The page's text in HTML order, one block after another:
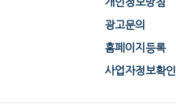
개인정보방침
광고문의
홈페이지등록
사업자정보확인